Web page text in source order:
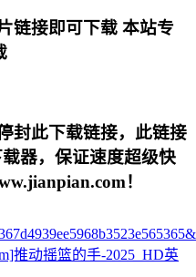
链接即可下载 本站专
封此下载链接，此链接
器，保证速度超级快
！
推动摇篮的手-2025_HD英